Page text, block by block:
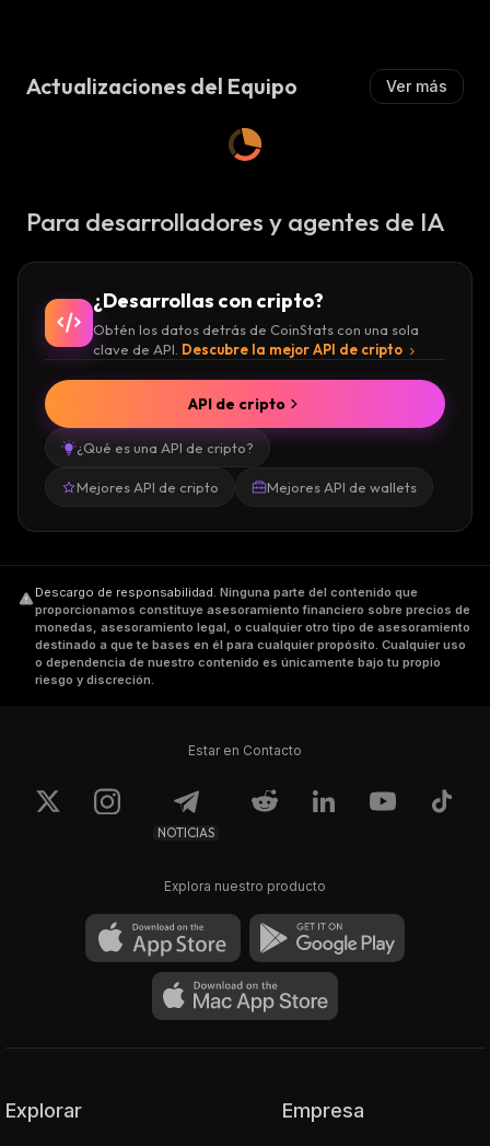
Actualizaciones del Equipo Ver más
Para desarrolladores y agentes de IA
¿Desarrollas con cripto?
Obtén los datos detrás de CoinStats con una sola
clave de API. Descubre la mejor API de cripto
¿Qué es una API de cripto?
Mejores API de cripto Mejores API de wallets
API de cripto
Descargo de responsabilidad. Ninguna parte del contenido que
proporcionamos constituye asesoramiento financiero sobre precios de
monedas, asesoramiento legal, o cualquier otro tipo de asesoramiento
destinado a que te bases en él para cualquier propósito. Cualquier uso
o dependencia de nuestro contenido es únicamente bajo tu propio
riesgo y discreción.
Estar en Contacto
NOTICIAS
Explora nuestro producto
Explorar Empresa